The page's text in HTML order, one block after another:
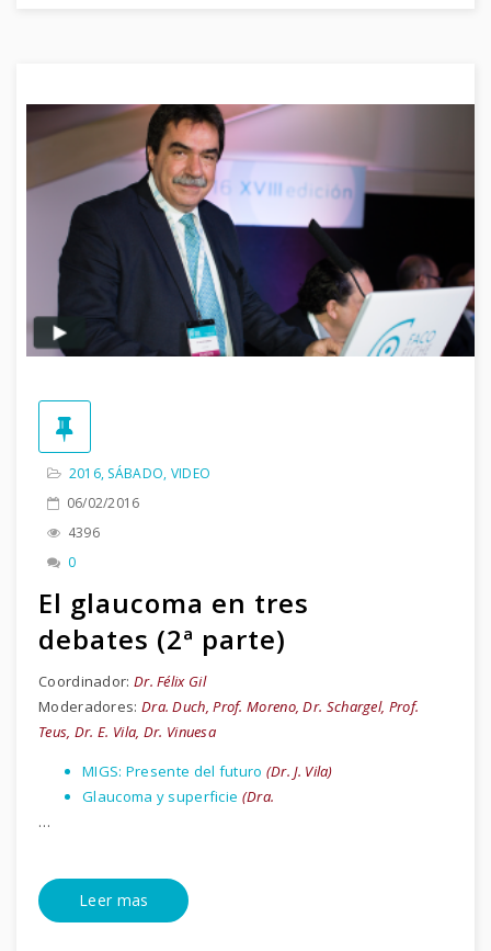
2016, SÁBADO, VIDEO
06/02/2016
4396
0
El glaucoma en tres
debates (2ª parte)
Coordinador: Dr. Félix Gil
Moderadores: Dra. Duch, Prof. Moreno, Dr. Schargel, Prof.
Teus, Dr. E. Vila, Dr. Vinuesa
MIGS: Presente del futuro (Dr. J. Vila)
Glaucoma y superficie (Dra.
…
Leer mas